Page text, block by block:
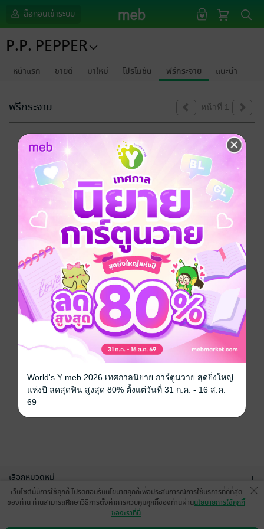
ล็อกอินเข้าระบบ
P.P. PEPPER
หน้าแรก ขายดี มาใหม่ โปรโมชัน ฟรีกระจาย แนะนำ
ฟรีกระจาย หน้าที่ 1
ขออภัยด้วยนะคะ
ไม่พบข้อมูลในหัวข้อที่คุณกำลังชมค่ะ
เลือกหมวดหมู่ +
บริการช่วยเหลือ
เว็บไซต์นี้มีการใช้คุกกี้ โปรดยอมรับนโยบายคุกกี้เพื่อประสบการณ์การใช้บริการที่ดีที่สุด
ของท่าน ท่านสามารถศึกษาวิธีการตั้งค่าการควบคุมคุกกี้ของท่านผ่านนโยบายการใช้คุกกี้
ของเราที่นี่
World's Y meb 2026 เทศกาลนิยาย การ์ตูนวาย สุดยิ่งใหญ่
แห่งปี ลดสุดฟิน สูงสุด 80% ตั้งแต่วันที่ 31 ก.ค. - 16 ส.ค.
69